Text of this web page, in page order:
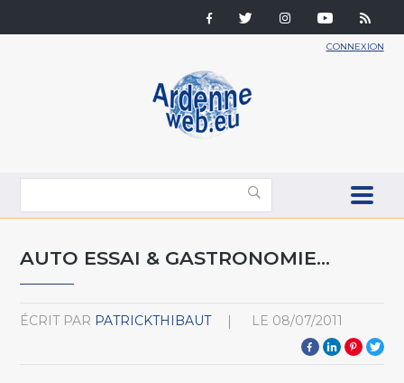
CONNEXION
AUTO ESSAI & GASTRONOMIE…
ÉCRIT PAR PATRICKTHIBAUT LE 08/07/2011